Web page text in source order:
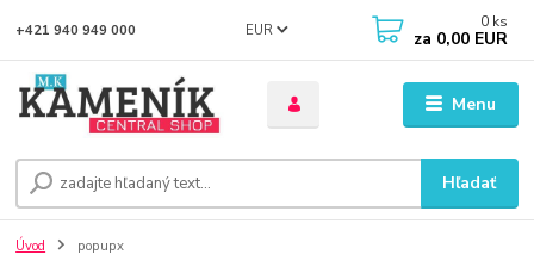
Menu
EUR
Hľadať
+421 940 949 000 0 ks
za 0,00 EUR
Úvod popupx